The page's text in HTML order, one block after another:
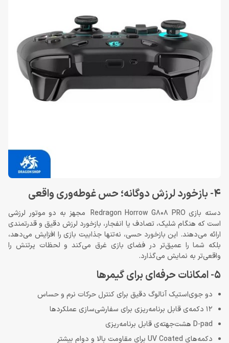
4- بازخورد لرزش دوگانه؛ حس غوطه‌وری واقعی
دسته بازی Redragon Horrow G808 PRO مجهز به دو موتور لرزشی
است که هنگام شلیک، تصادف یا انفجار، بازخورد لرزش دقیق و قدرتمندی
ارائه می‌دهند. این بازخورد حسی، نه‌تنها جذابیت بازی را افزایش می‌دهد،
بلکه شما را عمیق‌تر در فضای بازی غرق می‌کند و لحظات پرتنش را
واقعی‌تر به نمایش می‌گذارد.
5- امکانات حرفه‌ای برای گیمرها
دو جوی‌استیک آنالوگ دقیق برای کنترل حرکات نرم و حساس
12 دکمه‌ی قابل برنامه‌ریزی برای سفارشی‌سازی عملکردها
D-pad هشت‌جهته‌ی قابل برنامه‌ریزی
دکمه‌های UV Coated برای مقاومت بالا و دوام بیشتر